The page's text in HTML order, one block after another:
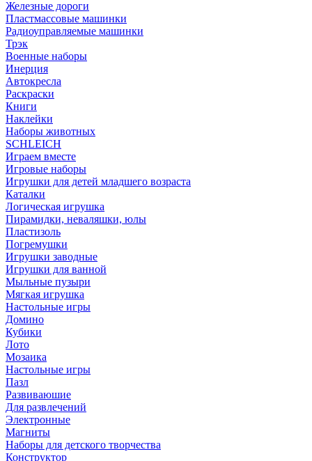
Железные дороги
Пластмассовые машинки
Радиоуправляемые машинки
Трэк
Военные наборы
Инерция
Автокресла
Раскраски
Книги
Наклейки
Наборы животных
SCHLEICH
Играем вместе
Игровые наборы
Игрушки для детей младшего возраста
Каталки
Логическая игрушка
Пирамидки, неваляшки, юлы
Пластизоль
Погремушки
Игрушки заводные
Игрушки для ванной
Мыльные пузыри
Мягкая игрушка
Настольные игры
Домино
Кубики
Лото
Мозаика
Настольные игры
Пазл
Развиваюшие
Для развлечений
Электронные
Магниты
Наборы для детского творчества
Конструктор